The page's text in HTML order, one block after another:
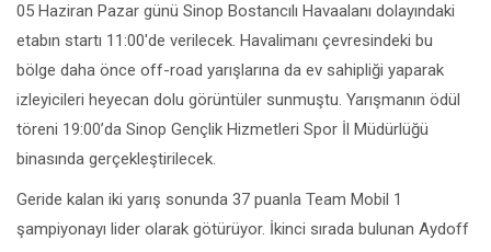
05 Haziran Pazar günü Sinop Bostancılı Havaalanı dolayındaki
etabın startı 11:00'de verilecek. Havalimanı çevresindeki bu
bölge daha önce off-road yarışlarına da ev sahipliği yaparak
izleyicileri heyecan dolu görüntüler sunmuştu. Yarışmanın ödül
töreni 19:00’da Sinop Gençlik Hizmetleri Spor İl Müdürlüğü
binasında gerçekleştirilecek.
Geride kalan iki yarış sonunda 37 puanla Team Mobil 1
şampiyonayı lider olarak götürüyor. İkinci sırada bulunan Aydoff